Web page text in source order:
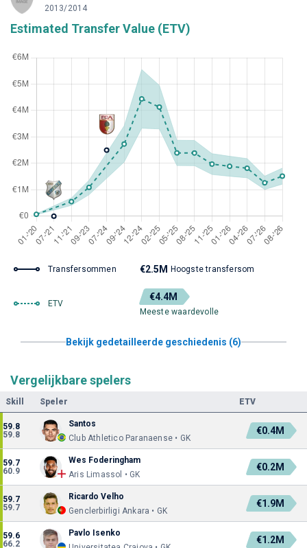
2013/2014
Estimated Transfer Value (ETV)
Transfersommen €2.5M Hoogste transfersom
ETV
€4.4M
Meeste waardevolle
Bekijk gedetailleerde geschiedenis (6)
Vergelijkbare spelers
Skill Speler ETV
59.8
59.8
Santos
Club Athletico Paranaense • GK
€0.4M
59.7
60.9
Wes Foderingham
Aris Limassol • GK
€0.2M
59.7
59.7
Ricardo Velho
Genclerbirligi Ankara • GK
€1.9M
59.6
66.2
Pavlo Isenko
€1.2M